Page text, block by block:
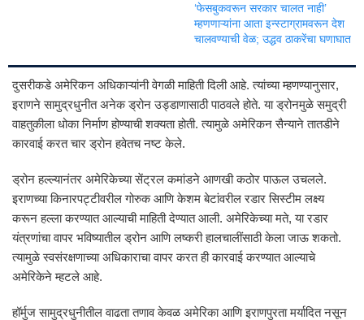
‘फेसबुकवरून सरकार चालत नाही’
म्हणणाऱ्यांना आता इन्स्टाग्रामवरून देश
चालवण्याची वेळ; उद्धव ठाकरेंचा घणाघात
दुसरीकडे अमेरिकन अधिकाऱ्यांनी वेगळी माहिती दिली आहे. त्यांच्या म्हणण्यानुसार,
इराणने सामुद्रधुनीत अनेक ड्रोन उड्डाणासाठी पाठवले होते. या ड्रोनमुळे समुद्री
वाहतुकीला धोका निर्माण होण्याची शक्यता होती. त्यामुळे अमेरिकन सैन्याने तातडीने
कारवाई करत चार ड्रोन हवेतच नष्ट केले.
ड्रोन हल्ल्यानंतर अमेरिकेच्या सेंट्रल कमांडने आणखी कठोर पाऊल उचलले.
इराणच्या किनारपट्टीवरील गोरुक आणि केशम बेटांवरील रडार सिस्टीम लक्ष्य
करून हल्ला करण्यात आल्याची माहिती देण्यात आली. अमेरिकेच्या मते, या रडार
यंत्रणांचा वापर भविष्यातील ड्रोन आणि लष्करी हालचालींसाठी केला जाऊ शकतो.
त्यामुळे स्वसंरक्षणाच्या अधिकाराचा वापर करत ही कारवाई करण्यात आल्याचे
अमेरिकेने म्हटले आहे.
हॉर्मुज सामुद्रधुनीतील वाढता तणाव केवळ अमेरिका आणि इराणपुरता मर्यादित नसून